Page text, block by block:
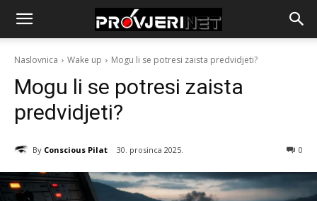
Naslovnica Wake up Mogu li se potresi zaista predvidjeti?
Mogu li se potresi zaista
predvidjeti?
By Conscious Pilat 30. prosinca 2025. 0